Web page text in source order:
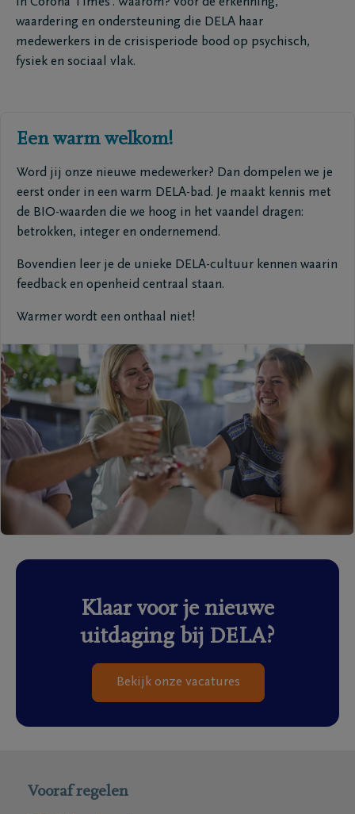
In Corona Times’. Waarom? Voor de erkenning,
waardering en ondersteuning die DELA haar
medewerkers in de crisisperiode bood op psychisch,
fysiek en sociaal vlak.
Een warm welkom!
Word jij onze nieuwe medewerker? Dan dompelen we je
eerst onder in een warm DELA-bad. Je maakt kennis met
de BIO-waarden die we hoog in het vaandel dragen:
betrokken, integer en ondernemend.
Bovendien leer je de unieke DELA-cultuur kennen waarin
feedback en openheid centraal staan.
Warmer wordt een onthaal niet!
Klaar voor je nieuwe
uitdaging bij DELA?
Bekijk onze vacatures
Vooraf regelen